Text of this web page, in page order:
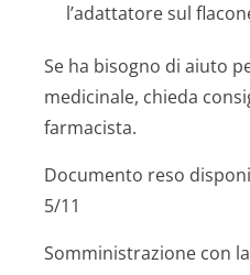
l’adattatore sul
Se ha bisogno di aiuto
medicinale, chieda
farmacista.
Documento reso
5/11
Somministrazione con